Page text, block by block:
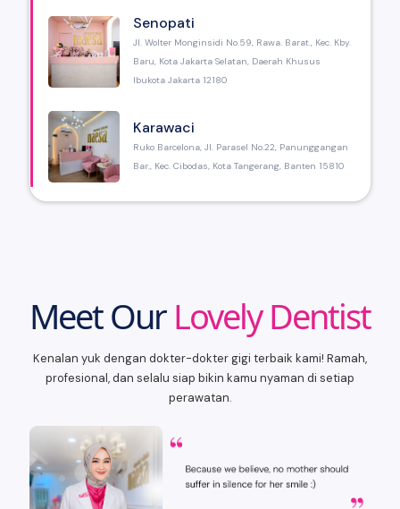
Senopati
Jl. Wolter Monginsidi No.59, Rawa. Barat., Kec. Kby.
Baru, Kota Jakarta Selatan, Daerah Khusus
Ibukota Jakarta 12180
Karawaci
Ruko Barcelona, Jl. Parasel No.22, Panunggangan
Bar., Kec. Cibodas, Kota Tangerang, Banten 15810
Meet OurLovely Dentist
Kenalan yuk dengan dokter-dokter gigi terbaik kami! Ramah,
profesional, dan selalu siap bikin kamu nyaman di setiap
perawatan.